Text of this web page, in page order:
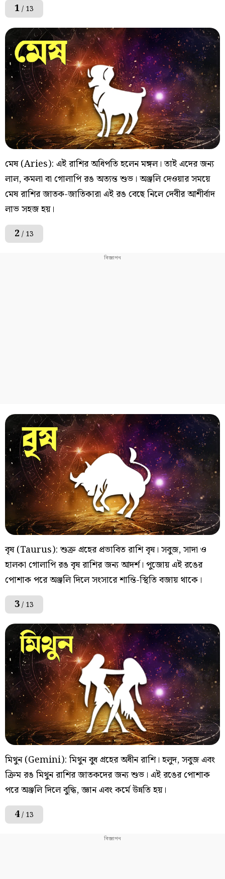
1/ 13
মেষ (Aries): এই রাশির অধিপতি হলেন মঙ্গল। তাই এদের জন্য
লাল, কমলা বা গোলাপি রঙ অত্যন্ত শুভ। অঞ্জলি দেওয়ার সময়ে
মেষ রাশির জাতক-জাতিকারা এই রঙ বেছে নিলে দেবীর আশীর্বাদ
লাভ সহজ হয়।
2 / 13
বৃষ (Taurus): শুক্র গ্রহের প্রভাবিত রাশি বৃষ। সবুজ, সাদা ও
হালকা গোলাপি রঙ বৃষ রাশির জন্য আদর্শ। পুজোয় এই রঙের
পোশাক পরে অঞ্জলি দিলে সংসারে শান্তি-স্থিতি বজায় থাকে।
3/ 13
মিথুন (Gemini): মিথুন বুধ গ্রহের অধীন রাশি। হলুদ, সবুজ এবং
ক্রিম রঙ মিথুন রাশির জাতকদের জন্য শুভ। এই রঙের পোশাক
পরে অঞ্জলি দিলে বুদ্ধি, জ্ঞান এবং কর্মে উন্নতি হয়।
4/ 13